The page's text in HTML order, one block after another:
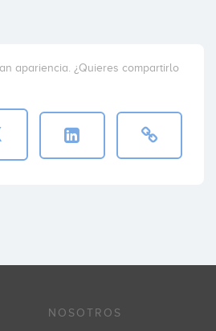
apariencia. ¿Quieres compartirlo
NOSOTROS